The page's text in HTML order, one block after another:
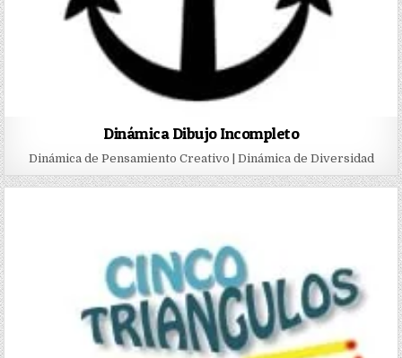
Dinámica Dibujo Incompleto
Dinámica de Pensamiento Creativo | Dinámica de Diversidad